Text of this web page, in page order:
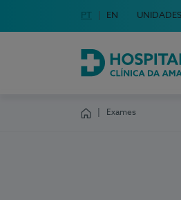
Escolha o seu idioma
Idioma em Português
PT English Language
EN
Hospital da Luz
Exames